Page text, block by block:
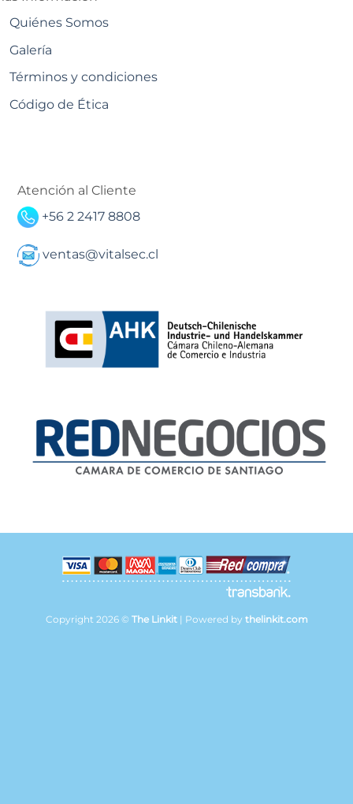
Quiénes Somos
Galería
Términos y condiciones
Código de Ética
Atención al Cliente
+56 2 2417 8808
ventas@vitalsec.cl
Copyright 2026 © The Linkit| Powered by thelinkit.com